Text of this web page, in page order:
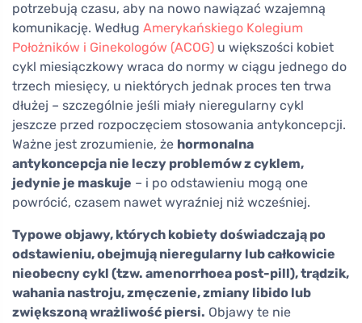
potrzebują czasu, aby na nowo nawiązać wzajemną
komunikację. Według Amerykańskiego Kolegium
Położników i Ginekologów (ACOG) u większości kobiet
cykl miesiączkowy wraca do normy w ciągu jednego do
trzech miesięcy, u niektórych jednak proces ten trwa
dłużej – szczególnie jeśli miały nieregularny cykl
jeszcze przed rozpoczęciem stosowania antykoncepcji.
Ważne jest zrozumienie, że hormonalna
antykoncepcja nie leczy problemów z cyklem,
jedynie je maskuje – i po odstawieniu mogą one
powrócić, czasem nawet wyraźniej niż wcześniej.
Typowe objawy, których kobiety doświadczają po
odstawieniu, obejmują nieregularny lub całkowicie
nieobecny cykl (tzw. amenorrhoea post-pill), trądzik,
wahania nastroju, zmęczenie, zmiany libido lub
zwiększoną wrażliwość piersi. Objawy te nie